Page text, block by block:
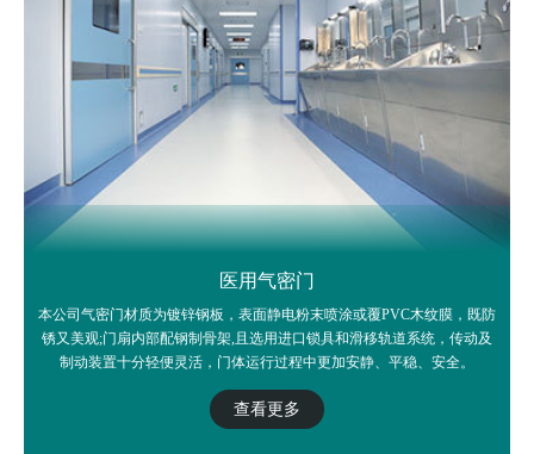
医用气密门
本公司气密门材质为镀锌钢板，表面静电粉末喷涂或覆PVC木纹膜，既防
锈又美观;门扇内部配钢制骨架,且选用进口锁具和滑移轨道系统，传动及
制动装置十分轻便灵活，门体运行过程中更加安静、平稳、安全。
查看更多